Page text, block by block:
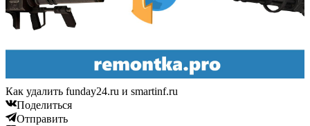
Как удалить funday24.ru и smartinf.ru
Поделиться
Отправить